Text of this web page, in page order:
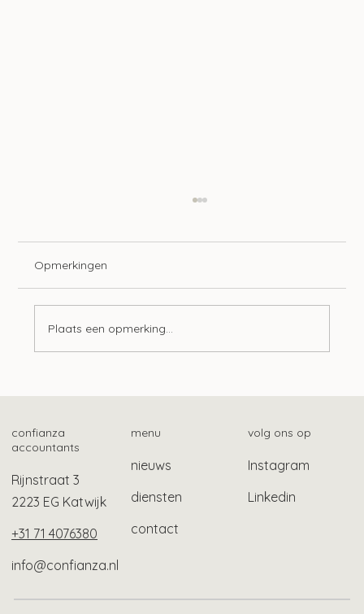
Opmerkingen
Plaats een opmerking...
confianza
accountants
Rijnstraat 3
2223 EG Katwijk
+31 71 4076380
info@confianza.nl
menu
nieuws
diensten
contact
volg ons op
Instagram
Linkedin